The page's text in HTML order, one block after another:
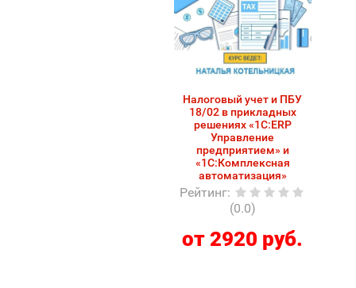
Налоговый учет и ПБУ
18/02 в прикладных
решениях «1С:ERP
Управление
предприятием» и
«1С:Комплексная
автоматизация»
Рейтинг:
(0.0)
от 2920 руб.